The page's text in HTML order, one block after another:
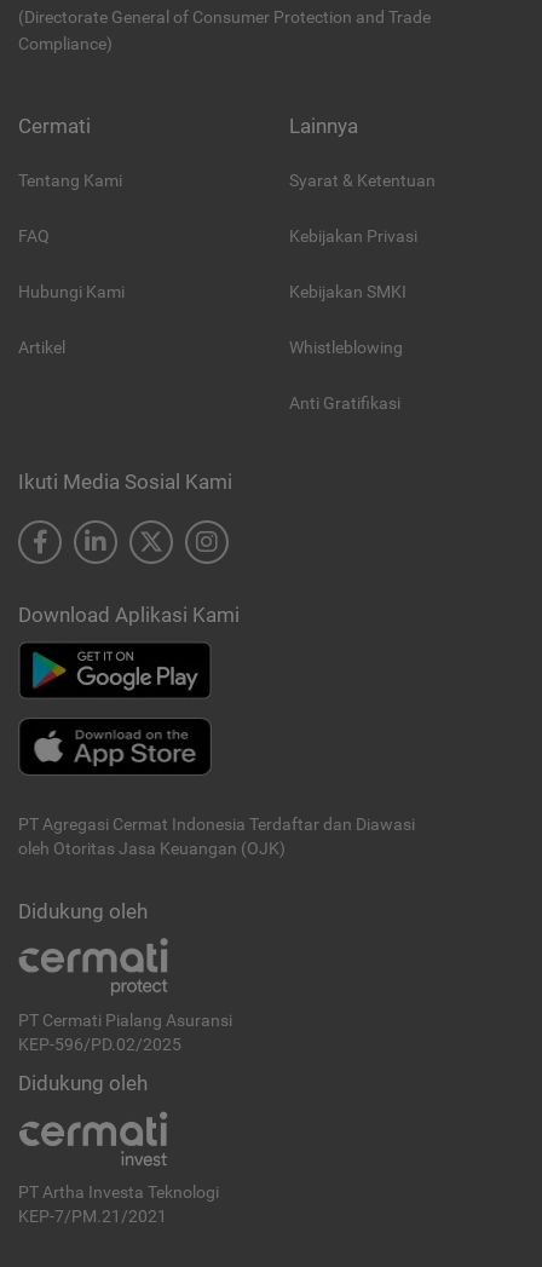
(Directorate General of Consumer Protection and Trade
Compliance)
Cermati
Tentang Kami
FAQ
Hubungi Kami
Artikel
Lainnya
Syarat & Ketentuan
Kebijakan Privasi
Kebijakan SMKI
Whistleblowing
Anti Gratifikasi
Ikuti Media Sosial Kami
Download Aplikasi Kami
PT Agregasi Cermat Indonesia Terdaftar dan Diawasi
oleh Otoritas Jasa Keuangan (OJK)
Didukung oleh
PT Cermati Pialang Asuransi
KEP-596/PD.02/2025
Didukung oleh
PT Artha Investa Teknologi
KEP-7/PM.21/2021